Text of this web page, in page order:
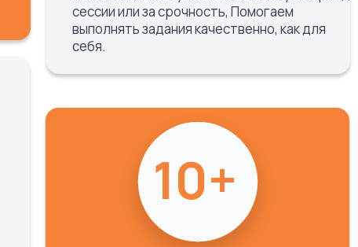
сессии или за срочность, Помогаем
выполнять задания качественно, как для
себя.
10+